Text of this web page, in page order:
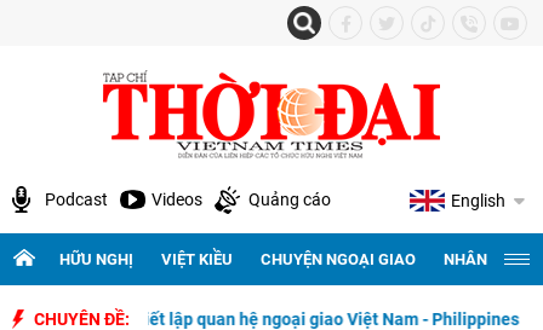
Podcast Videos Quảng cáo English
HỮU NGHỊ VIỆT KIỀU CHUYỆN NGOẠI GIAO NHÂN
CHUYÊN ĐỀ:
ngày thiết lập quan hệ ngoại giao Việt Nam - Philippines 500